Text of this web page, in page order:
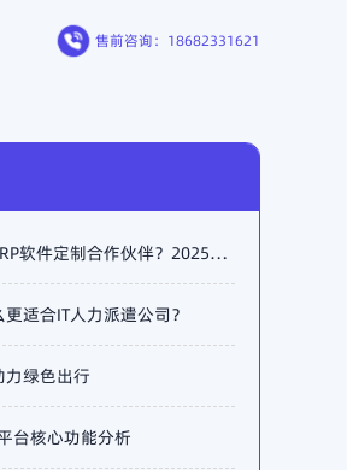
售前咨询：18682331621
企业如何选择ERP软件定制合作伙伴？2025年市场主流厂商盘点
适合IT人力派遣公司？
绿色出行
台核心功能分析